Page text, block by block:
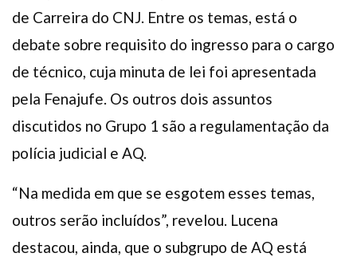
de Carreira do CNJ. Entre os temas, está o
debate sobre requisito do ingresso para o cargo
de técnico, cuja minuta de lei foi apresentada
pela Fenajufe. Os outros dois assuntos
discutidos no Grupo 1 são a regulamentação da
polícia judicial e AQ.
“Na medida em que se esgotem esses temas,
outros serão incluídos”, revelou. Lucena
destacou, ainda, que o subgrupo de AQ está